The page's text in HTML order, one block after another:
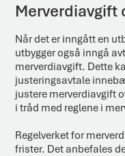
Merverdiavgift
Når det er inngått en
utbygger også inngå
merverdiavgift. Dette
justeringsavtale
justere merverdiavgift
i tråd med reglene i
Regelverket for
frister. Det anbefales